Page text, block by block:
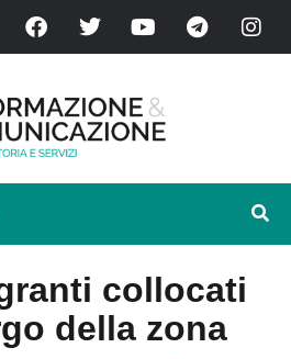
collocati
della zona